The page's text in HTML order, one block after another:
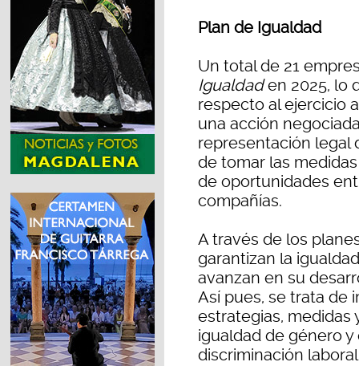
Plan de Igualdad
Un total de 21
Igualdaden 2025, lo
respecto al ejercicio
una acción
representación legal
de tomar las
de oportunidades
compañías.
A través de los
garantizan la
avanzan en su
Así pues, se trata de
estrategias, medidas
igualdad de género
discriminación